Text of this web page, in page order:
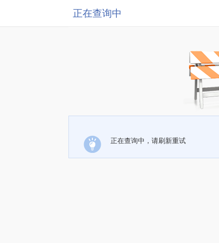
正在查询中
正在查询中，请刷新重试